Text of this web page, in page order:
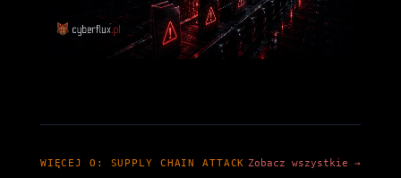
WIĘCEJ O: SUPPLY CHAIN ATTACK Zobacz wszystkie →